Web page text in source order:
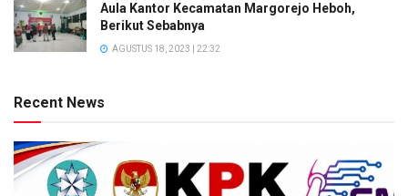
Aula Kantor Kecamatan Margorejo Heboh,
Berikut Sebabnya
AGUSTUS 18, 2023 | 22:32
Recent News